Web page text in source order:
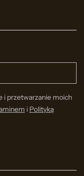
i przetwarzanie moich
i Polityką